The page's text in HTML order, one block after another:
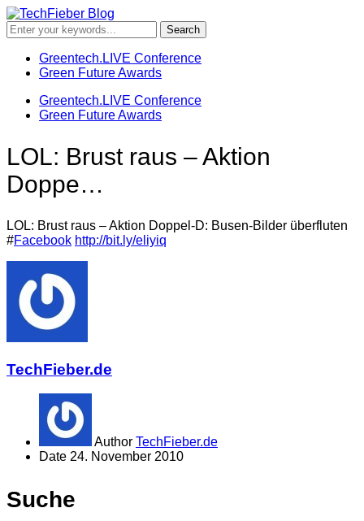
Greentech.LIVE Conference
Green Future Awards
Greentech.LIVE Conference
Green Future Awards
LOL: Brust raus – Aktion
Doppe…
LOL: Brust raus – Aktion Doppel-D: Busen-Bilder überfluten
#Facebook http://bit.ly/eliyiq
TechFieber.de
Author TechFieber.de
Date 24. November 2010
Suche